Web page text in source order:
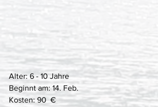
Alter: 6 - 10 Jahre
Beginnt am: 14. Feb.
Kosten: 90  €